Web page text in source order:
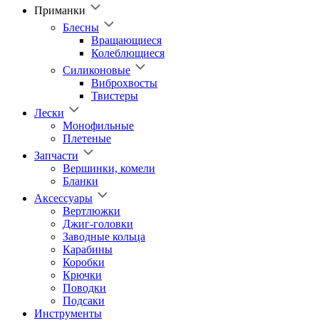
Приманки
Блесны
Вращающиеся
Колеблющиеся
Силиконовые
Виброхвосты
Твистеры
Лески
Монофильные
Плетеные
Запчасти
Вершинки, комели
Бланки
Аксессуары
Вертлюжки
Джиг-головки
Заводные кольца
Карабины
Коробки
Крючки
Поводки
Подсаки
Инструменты